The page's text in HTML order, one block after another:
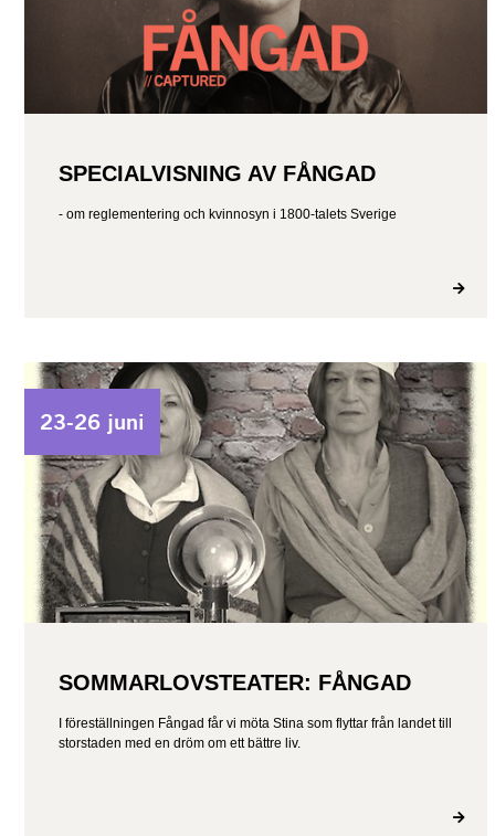
SPECIALVISNING AV FÅNGAD
- om reglementering och kvinnosyn i 1800-talets Sverige
23-26 juni
SOMMARLOVSTEATER: FÅNGAD
I föreställningen Fångad får vi möta Stina som flyttar från landet till
storstaden med en dröm om ett bättre liv.